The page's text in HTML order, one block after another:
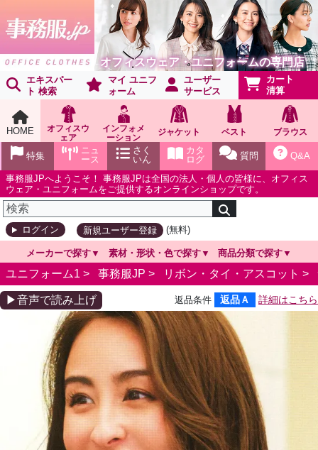
オフィスウェア・ユニフォームの専門店
エキスパー
ト 検索
マイ ユニフ
ォーム
ユーザー
サービス
カート
清算
HOME
オフィスウ
ェア
インフォメ
ーション
ショールー
ム
ジャケット ベスト ブラウス
Q&A
質問
カタ
ログ
さく
いん
ニュ
ース
特集
事務服JPへようこそ！ 事務服JPは全国の法人・個人の皆様に、オフィス
ウェア・ユニフォームをご提供するオンラインショップです。
ログイン 新規ユーザー登録 (無料)
メーカーで探す 素材・形状・色で探す 商品分類で探す
ユニフォーム1 > 事務服JP > リボン・タイ・アスコット >
▶音声で読み上げ 返品条件 返品Ａ 詳細はこちら